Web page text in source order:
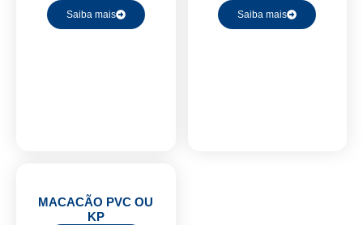
Saiba mais Saiba mais
MACACÃO PVC OU
KP